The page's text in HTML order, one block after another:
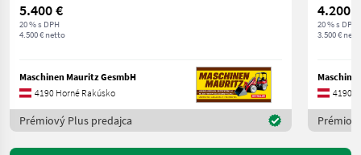
5.400 €
20 % s DPH
4.500 € netto
Maschinen Mauritz GesmbH
4190 Horné Rakúsko
Prémiový Plus predajca
4.200 €
20 % s DPH
3.500 €
4190